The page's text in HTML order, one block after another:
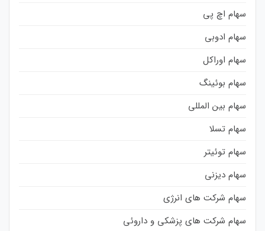
سهام اچ پی
سهام ادوبی
سهام اوراکل
سهام بوئینگ
سهام بین المللی
سهام تسلا
سهام توئیتر
سهام دیزنی
سهام شرکت های انرژی
سهام شرکت های پزشکی و داروئی